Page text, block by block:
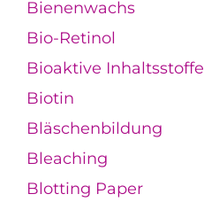
Bienenwachs
Bio-Retinol
Bioaktive Inhaltsstoffe
Biotin
Bläschenbildung
Bleaching
Blotting Paper